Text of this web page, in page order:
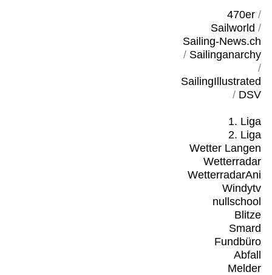
470er/
Sailworld /
Sailing-News.ch
/ Sailinganarchy
/
SailingIllustrated
/ DSV
1. Liga
2. Liga
Wetter Langen
Wetterradar
WetterradarAni
Windytv
nullschool
Blitze
Smard
Fundbüro
Abfall
Melder